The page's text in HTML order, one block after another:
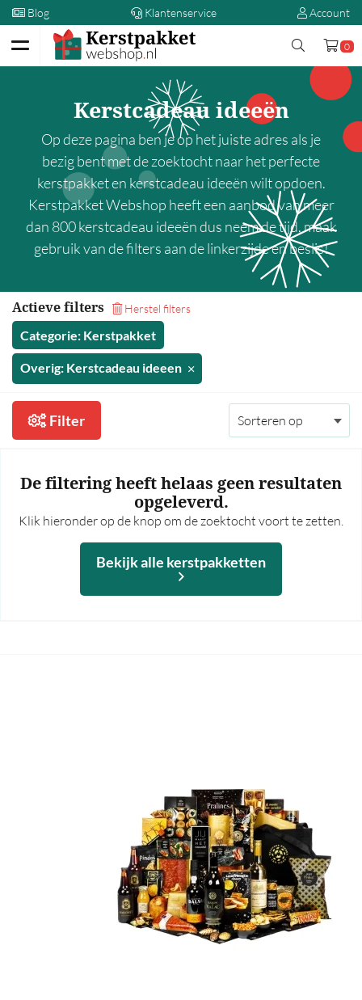
Blog Klantenservice Account
0
Kerstpakketten
00,00 - 5,00
5,00 - 10,00
20,00 - 25,00
25,00 - 30,00
30,00 - 35,00
35,00 - 40,00
40,00 - 45,00
45,00 - 50,00
55,00 - 60,00
60,00 en hoger
Meer prijsfilters >
Bekijk alle kerstpakketten
Kerstcadeau ideeën
Op deze pagina ben je op het juiste adres als je
bezig bent met de zoektocht naar het perfecte
kerstpakket en kerstcadeau ideeën wilt opdoen.
Kerstpakket Webshop heeft een aanbod van meer
dan 800 kerstcadeau ideeën dus neem de tijd, maak
gebruik van de filters aan de linkerzijde en beslis!
Actieve filters Herstel filters
Categorie: Kerstpakket
Overig: Kerstcadeau ideeen
Filter
De filtering heeft helaas geen resultaten
opgeleverd.
Klik hieronder op de knop om de zoektocht voort te zetten.
Bekijk alle kerstpakketten